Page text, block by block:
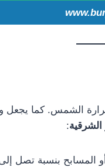
الشمس. كما يجعل
:
بنسبة تصل إلى